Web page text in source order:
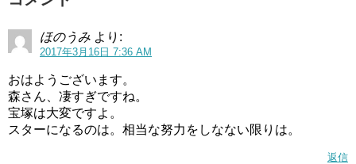
2012年にはミス・ユニバース・ジャパンに応募してファイ
ナリストにも選ばれたそうです(;´∀｀)
ミス・ユニバースって芸能人とかを結構輩出している大会
ほのうみ より:
2017年3月16日 7:36 AM
おはようございます。
森さん、凄すぎですね。
宝塚は大変ですよ。
スターになるのは。相当な努力をしなない限りは。
返信